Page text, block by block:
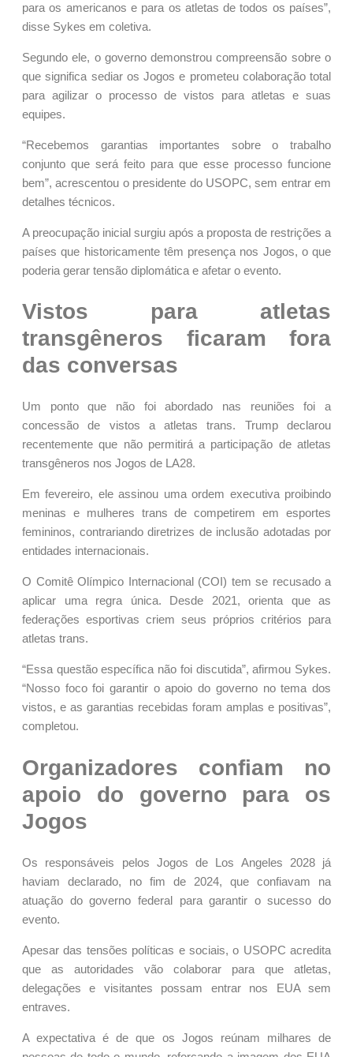
para os americanos e para os atletas de todos os países”,
disse Sykes em coletiva.
Segundo ele, o governo demonstrou compreensão sobre o
que significa sediar os Jogos e prometeu colaboração total
para agilizar o processo de vistos para atletas e suas
equipes.
“Recebemos garantias importantes sobre o trabalho
conjunto que será feito para que esse processo funcione
bem”, acrescentou o presidente do USOPC, sem entrar em
detalhes técnicos.
A preocupação inicial surgiu após a proposta de restrições a
países que historicamente têm presença nos Jogos, o que
poderia gerar tensão diplomática e afetar o evento.
Vistos para atletas
transgêneros ficaram fora
das conversas
Um ponto que não foi abordado nas reuniões foi a
concessão de vistos a atletas trans. Trump declarou
recentemente que não permitirá a participação de atletas
transgêneros nos Jogos de LA28.
Em fevereiro, ele assinou uma ordem executiva proibindo
meninas e mulheres trans de competirem em esportes
femininos, contrariando diretrizes de inclusão adotadas por
entidades internacionais.
O Comitê Olímpico Internacional (COI) tem se recusado a
aplicar uma regra única. Desde 2021, orienta que as
federações esportivas criem seus próprios critérios para
atletas trans.
“Essa questão específica não foi discutida”, afirmou Sykes.
“Nosso foco foi garantir o apoio do governo no tema dos
vistos, e as garantias recebidas foram amplas e positivas”,
completou.
Organizadores confiam no
apoio do governo para os
Jogos
Os responsáveis pelos Jogos de Los Angeles 2028 já
haviam declarado, no fim de 2024, que confiavam na
atuação do governo federal para garantir o sucesso do
evento.
Apesar das tensões políticas e sociais, o USOPC acredita
que as autoridades vão colaborar para que atletas,
delegações e visitantes possam entrar nos EUA sem
entraves.
A expectativa é de que os Jogos reúnam milhares de